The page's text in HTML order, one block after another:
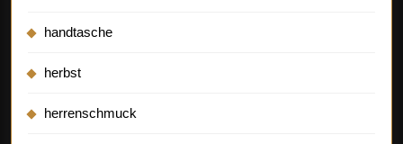
handtasche
herbst
herrenschmuck